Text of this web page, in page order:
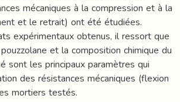
mécaniques à la compression et à la
et le retrait) ont été étudiées.
expérimentaux obtenus, il ressort que
et la composition chimique du
sont les principaux paramètres qui
des résistances mécaniques (flexion
mortiers testés.